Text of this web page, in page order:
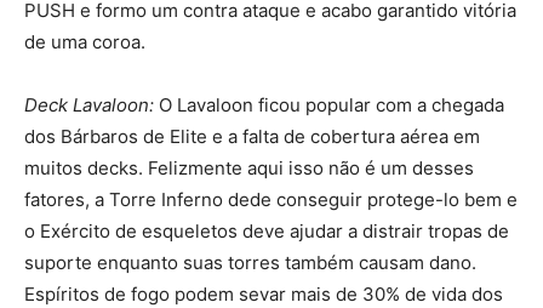
PUSH e formo um contra ataque e acabo garantido vitória
de uma coroa.
Deck Lavaloon: O Lavaloon ficou popular com a chegada
dos Bárbaros de Elite e a falta de cobertura aérea em
muitos decks. Felizmente aqui isso não é um desses
fatores, a Torre Inferno dede conseguir protege-lo bem e
o Exército de esqueletos deve ajudar a distrair tropas de
suporte enquanto suas torres também causam dano.
Espíritos de fogo podem sevar mais de 30% de vida dos